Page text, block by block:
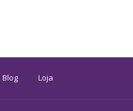
Blog Loja